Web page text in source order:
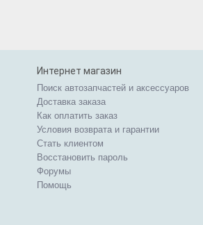
Интернет магазин
Поиск автозапчастей и аксессуаров
Доставка заказа
Как оплатить заказ
Условия возврата и гарантии
Стать клиентом
Восстановить пароль
Форумы
Помощь